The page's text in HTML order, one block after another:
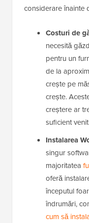
considerare înainte
Costuri de
necesită
pentru un
de la
crește pe
crește.
creștere ar
suficient
Instalarea
singur
majoritatea
oferă
începutul
îndrumări,
cum să